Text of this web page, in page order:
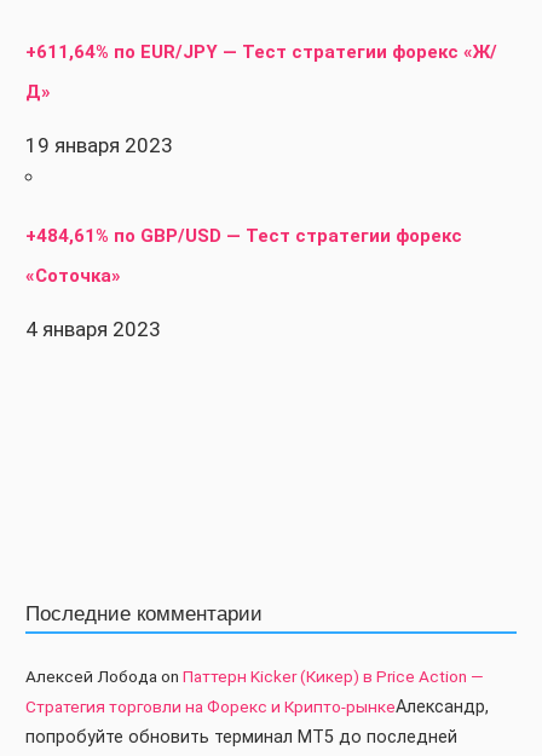
+611,64% по EUR/JPY — Тест стратегии форекс «Ж/
Д»
19 января 2023
+484,61% по GBP/USD — Тест стратегии форекс
«Соточка»
4 января 2023
Последние комментарии
Алексей Лобода on Паттерн Kicker (Кикер) в Price Action —
Стратегия торговли на Форекс и Крипто-рынкеАлександр,
попробуйте обновить терминал МТ5 до последней